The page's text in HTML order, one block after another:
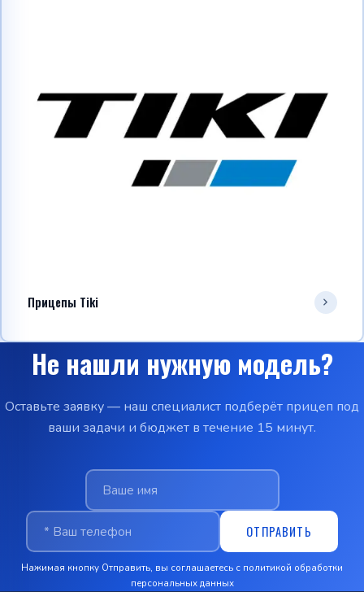
Прицепы Tiki
Не нашли нужную модель?
Оставьте заявку — наш специалист подберёт прицеп под
ваши задачи и бюджет в течение 15 минут.
ОТПРАВИТЬ
Нажимая кнопку Отправить, вы соглашаетесь с политикой обработки
персональных данных